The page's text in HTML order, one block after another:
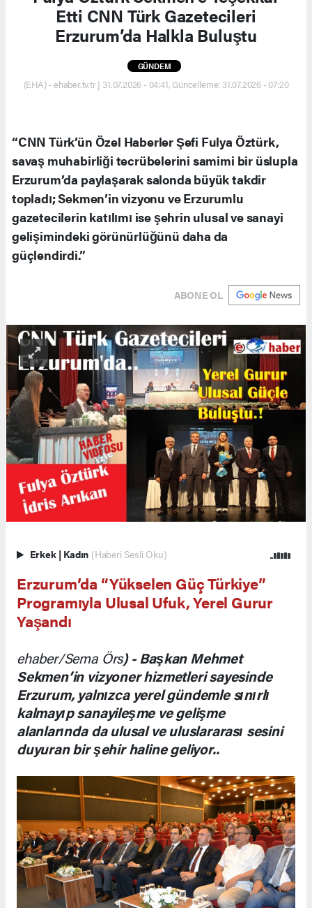
Etti CNN Türk Gazetecileri
Erzurum’da Halkla Buluştu
GÜNDEM
(EHA) - ehaber.tv.tr | 31.07.2026 - 04:41, Güncelleme: 31.07.2026 - 07:20
“CNN Türk’ün Özel Haberler Şefi Fulya Öztürk,
savaş muhabirliği tecrübelerini samimi bir üslupla
Erzurum’da paylaşarak salonda büyük takdir
topladı; Sekmen’in vizyonu ve Erzurumlu
gazetecilerin katılımı ise şehrin ulusal ve sanayi
gelişimindeki görünürlüğünü daha da
güçlendirdi.”
ABONE OL
Erkek | Kadın (Haberi Sesli Oku)
Erzurum’da “Yükselen Güç Türkiye”
Programıyla Ulusal Ufuk, Yerel Gurur
Yaşandı
ehaber/Sema Örs) - Başkan Mehmet
Sekmen’in vizyoner hizmetleri sayesinde
Erzurum, yalnızca yerel gündemle sınırlı
kalmayıp sanayileşme ve gelişme
alanlarında da ulusal ve uluslararası sesini
duyuran bir şehir haline geliyor..